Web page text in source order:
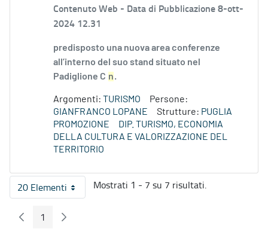
Contenuto Web - Data di Pubblicazione 8-ott-
2024 12.31
predisposto una nuova area conferenze
all’interno del suo stand situato nel
Padiglione C n.
Argomenti: TURISMO
Persone:
GIANFRANCO LOPANE
Strutture: PUGLIA
PROMOZIONE
DIP. TURISMO, ECONOMIA
DELLA CULTURA E VALORIZZAZIONE DEL
TERRITORIO
20 ElementiPer pagina
Mostrati 1 - 7 su 7 risultati.
Pagina Precedente
Pagina
1 Pagina Seguente